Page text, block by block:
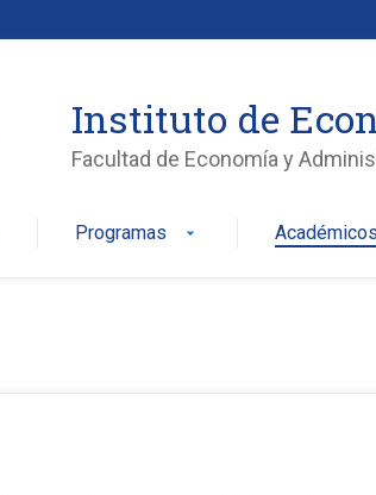
Instituto de
Facultad de Economía y
Programas arrow_drop_down